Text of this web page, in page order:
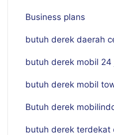
Business plans
butuh derek daerah
butuh derek mobil 24
butuh derek mobil
Butuh derek
butuh derek terdekat